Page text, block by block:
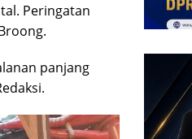
Peringatan
panjang